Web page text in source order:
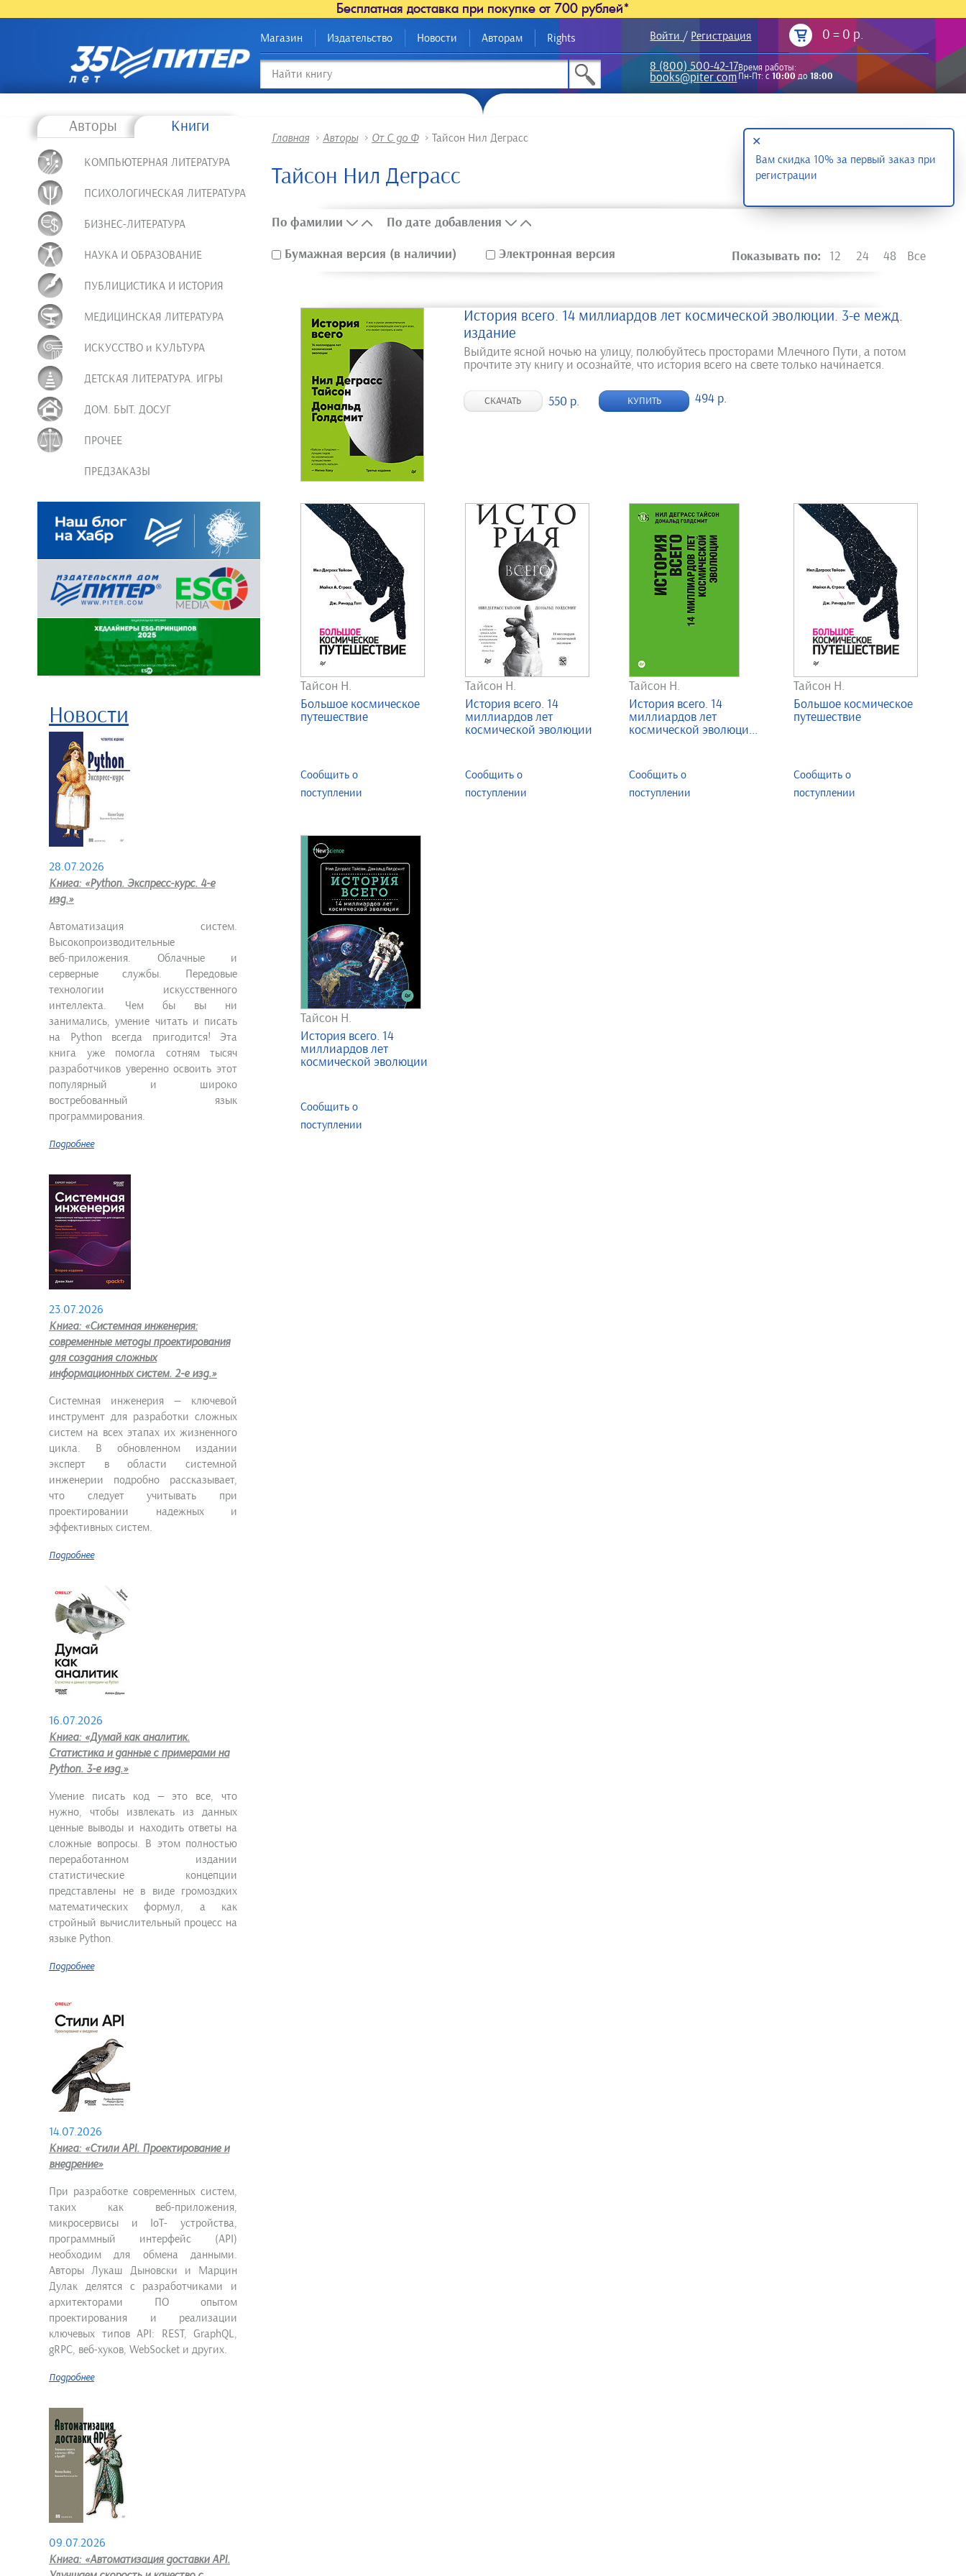
Бесплатная доставка при покупке от 700 рублей*
Магазин Издательство Новости Авторам Rights Войти / Регистрация 0 = 0 р.
8 (800) 500-42-17
books@piter.com
Время работы:
Пн-Пт: с10:00до18:00
Авторы Книги
КОМПЬЮТЕРНАЯ ЛИТЕРАТУРА
ПСИХОЛОГИЧЕСКАЯ ЛИТЕРАТУРА
БИЗНЕС-ЛИТЕРАТУРА
НАУКА И ОБРАЗОВАНИЕ
ПУБЛИЦИСТИКА И ИСТОРИЯ
МЕДИЦИНСКАЯ ЛИТЕРАТУРА
ИСКУССТВО и КУЛЬТУРА
ДЕТСКАЯ ЛИТЕРАТУРА. ИГРЫ
ДОМ. БЫТ. ДОСУГ
ПРОЧЕЕ
ПРЕДЗАКАЗЫ
Новости
28.07.2026
Книга: «Python. Экспресс‑курс. 4-е
изд.»
Автоматизация систем.
Высокопроизводительные
веб‑приложения. Облачные и
серверные службы. Передовые
технологии искусственного
интеллекта. Чем бы вы ни
занимались, умение читать и писать
на Python всегда пригодится! Эта
книга уже помогла сотням тысяч
разработчиков уверенно освоить этот
популярный и широко
востребованный язык
программирования.
Подробнее
23.07.2026
Книга: «Системная инженерия:
современные методы проектирования
для создания сложных
информационных систем. 2-е изд.»
Системная инженерия — ключевой
инструмент для разработки сложных
систем на всех этапах их жизненного
цикла. В обновленном издании
эксперт в области системной
инженерии подробно рассказывает,
что следует учитывать при
проектировании надежных и
эффективных систем.
Подробнее
16.07.2026
Книга: «Думай как аналитик.
Статистика и данные с примерами на
Python. 3-е изд.»
Умение писать код — это все, что
нужно, чтобы извлекать из данных
ценные выводы и находить ответы на
сложные вопросы. В этом полностью
переработанном издании
статистические концепции
представлены не в виде громоздких
математических формул, а как
стройный вычислительный процесс на
языке Python.
Подробнее
14.07.2026
Книга: «Стили API. Проектирование и
внедрение»
При разработке современных систем,
таких как веб-приложения,
микросервисы и IoT- устройства,
программный интерфейс (API)
необходим для обмена данными.
Авторы Лукаш Дыновски и Марцин
Дулак делятся с разработчиками и
архитекторами ПО опытом
проектирования и реализации
ключевых типов API: REST, GraphQL,
gRPC, веб-хуков, WebSocket и других.
Подробнее
09.07.2026
Книга: «Автоматизация доставки API.
Главная > Авторы > От С до Ф > Тайсон Нил Деграсс
Тайсон Нил Деграсс
По фамилии По дате добавления
Бумажная версия (в наличии) Электронная версия Показывать по: 12 24 48 Все
История всего. 14 миллиардов лет космической эволюции. 3-е межд.
издание
Выйдите ясной ночью на улицу, полюбуйтесь просторами Млечного Пути, а потом
прочтите эту книгу и осознайте, что история всего на свете только начинается.
СКАЧАТЬ 550 р. КУПИТЬ 494 р.
Тайсон Н.
Большое космическое
путешествие
Сообщить о
поступлении
Тайсон Н.
История всего. 14
миллиардов лет
космической эволюции
Сообщить о
поступлении
Тайсон Н.
История всего. 14
миллиардов лет
космической эволюци...
Сообщить о
поступлении
Тайсон Н.
Большое космическое
путешествие
Сообщить о
поступлении
Тайсон Н.
История всего. 14
миллиардов лет
космической эволюции
Сообщить о
поступлении
Вам скидка 10% за первый заказ при
регистрации
✕